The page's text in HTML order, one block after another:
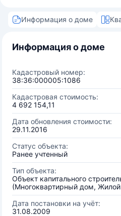
Информация о доме
Информация о доме
Кадастровый номер:
38:36:000005:1086
Кадастровая стоимость:
4 692 154,11
Дата обновления стоимости:
29.11.2016
Статус объекта:
Ранее учтенный
Тип объекта:
Объект капитального
(Многоквартирный дом,
Дата постановки на учёт:
31.08.2009